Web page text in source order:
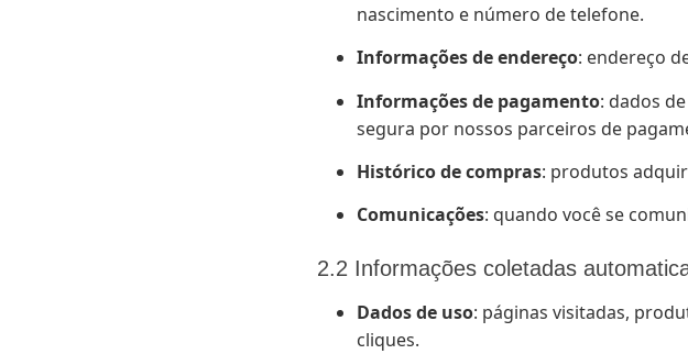
nascimento e número de telefone.
Informações de endereço: endereço
Informações de pagamento: dados
segura por nossos parceiros de
Histórico de compras: produtos
Comunicações: quando você se
2.2 Informações coletadas
Dados de uso: páginas visitadas,
cliques.